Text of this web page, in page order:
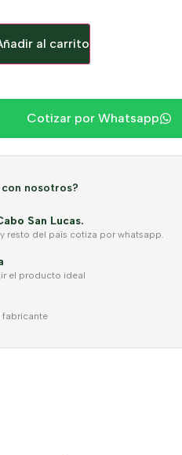
al carrito
Cotizar por Whatsapp
nosotros?
San Lucas.
resto del país cotiza por whatsapp.
el producto ideal
fabricante